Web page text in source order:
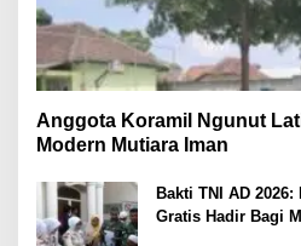
Anggota Koramil Ngunut
Modern Mutiara Iman
Bakti TNI AD
Gratis Hadir Bagi